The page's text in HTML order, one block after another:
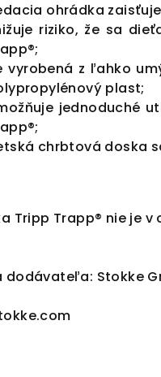
ohrádka
riziko, že sa
vyrobená z ľahko
plast;
jednoduché
chrbtová doska
Tripp Trapp® nie je v
dodávateľa: Stokke